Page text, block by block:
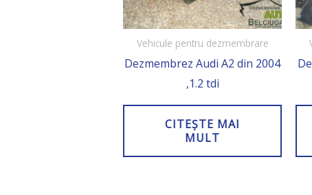
Vehicule pentru dezmembrare
Dezmembrez Audi A2 din 2004
,1.2 tdi
CITEȘTE MAI
MULT